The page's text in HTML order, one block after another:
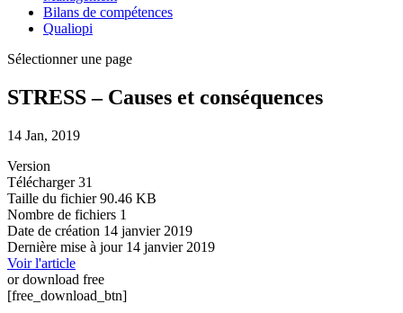
Bilans de compétences
Qualiopi
Sélectionner une page
STRESS – Causes et conséquences
14 Jan, 2019
Version
Télécharger 31
Taille du fichier 90.46 KB
Nombre de fichiers 1
Date de création 14 janvier 2019
Dernière mise à jour 14 janvier 2019
Voir l'article
or download free
[free_download_btn]